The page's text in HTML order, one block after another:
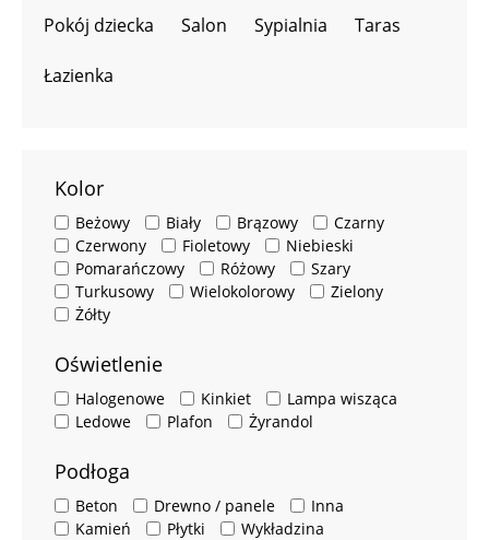
Pokój dziecka Salon Sypialnia Taras
Łazienka
Kolor
Beżowy Biały Brązowy
Czarny
Czerwony
Fioletowy
Niebieski
Pomarańczowy
Różowy
Szary
Turkusowy
Wielokolorowy
Zielony
Żółty
Oświetlenie
Halogenowe Kinkiet
Lampa wisząca
Ledowe
Plafon Żyrandol
Podłoga
Beton Drewno / panele
Inna
Kamień
Płytki
Wykładzina